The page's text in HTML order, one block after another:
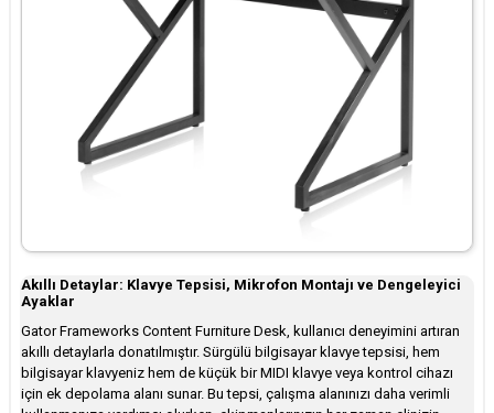
Akıllı Detaylar: Klavye Tepsisi, Mikrofon Montajı ve Dengeleyici
Ayaklar
Gator Frameworks Content Furniture Desk, kullanıcı deneyimini artıran
akıllı detaylarla donatılmıştır. Sürgülü bilgisayar klavye tepsisi, hem
bilgisayar klavyeniz hem de küçük bir MIDI klavye veya kontrol cihazı
için ek depolama alanı sunar. Bu tepsi, çalışma alanınızı daha verimli